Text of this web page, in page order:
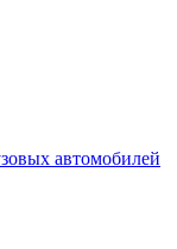
автомобилей